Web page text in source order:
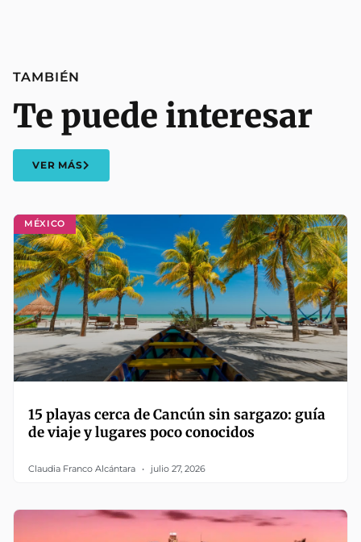
MÉXICO
15 playas cerca de Cancún sin sargazo: guía
de viaje y lugares poco conocidos
Claudia Franco Alcántara julio 27, 2026
TAMBIÉN
Te puede interesar
VER MÁS